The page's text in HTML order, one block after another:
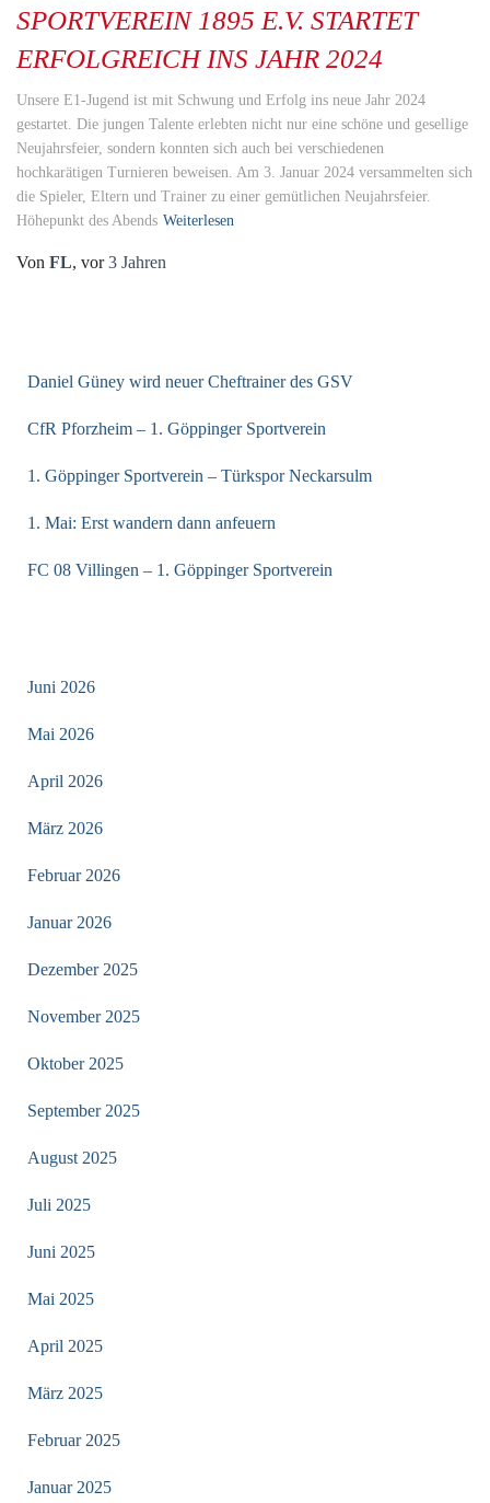
SPORTVEREIN 1895 E.V. STARTET
ERFOLGREICH INS JAHR 2024
Unsere E1-Jugend ist mit Schwung und Erfolg ins neue Jahr 2024
gestartet. Die jungen Talente erlebten nicht nur eine schöne und gesellige
Neujahrsfeier, sondern konnten sich auch bei verschiedenen
hochkarätigen Turnieren beweisen. Am 3. Januar 2024 versammelten sich
die Spieler, Eltern und Trainer zu einer gemütlichen Neujahrsfeier.
Höhepunkt des Abends Weiterlesen
Von FL, vor3 Jahren
Daniel Güney wird neuer Cheftrainer des GSV
CfR Pforzheim – 1. Göppinger Sportverein
1. Göppinger Sportverein – Türkspor Neckarsulm
1. Mai: Erst wandern dann anfeuern
FC 08 Villingen – 1. Göppinger Sportverein
Juni 2026
Mai 2026
April 2026
März 2026
Februar 2026
Januar 2026
Dezember 2025
November 2025
Oktober 2025
September 2025
August 2025
Juli 2025
Juni 2025
Mai 2025
April 2025
März 2025
Februar 2025
Januar 2025